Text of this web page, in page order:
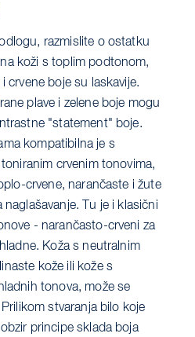
razmislite o ostatku
koži s toplim podtonom,
crvene boje su laskavije.
plave i zelene boje mogu
"statement" boje.
kompatibilna je s
crvenim tonovima,
crvene, narančaste i žute
Tu je i klasični
- narančasto-crveni za
Koža s neutralnim
kože ili kože s
tonova, može se
stvaranja bilo koje
principe sklada boja